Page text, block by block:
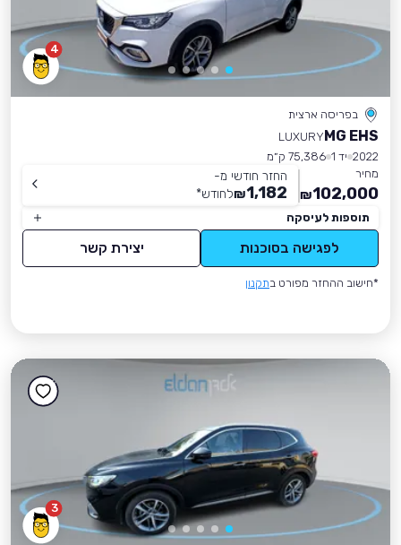
4
בפריסה ארצית
MG EHS
LUXURY
2022 יד 1
75,386 ק״מ
מחיר
102,000
₪
החזר חודשי מ-
1,182
₪לחודש*
תוספות לעיסקה
לפגישה בסוכנות יצירת קשר
*חישוב ההחזר מפורט בתקנון
3